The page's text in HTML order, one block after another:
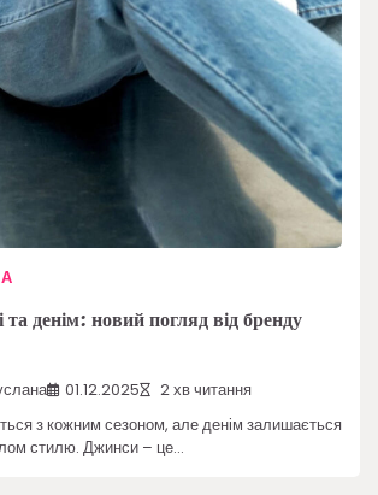
денім: новий погляд від бренду
01.12.2025 2 хв читання
з кожним сезоном, але денім залишається
стилю. Джинси – це…